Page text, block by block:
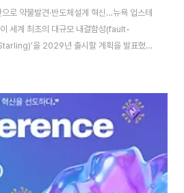
로 약물발견·반도체설계 혁신…뉴욕 업스테
세계 최초의 대규모 내결함성(fault-
을 2029년 출시할 계획을 발표했
로운 이정표로, 현재 양자기계보다 2만 배
자컴퓨팅의 성능과 안정성을 완전히 새로운
용적인 양자컴퓨팅 시대의 시작을 알리는 중
링의 가장 큰 특징은 '내결함성(fault-
양자비트(큐비트)의 불안정성으로 인해 오